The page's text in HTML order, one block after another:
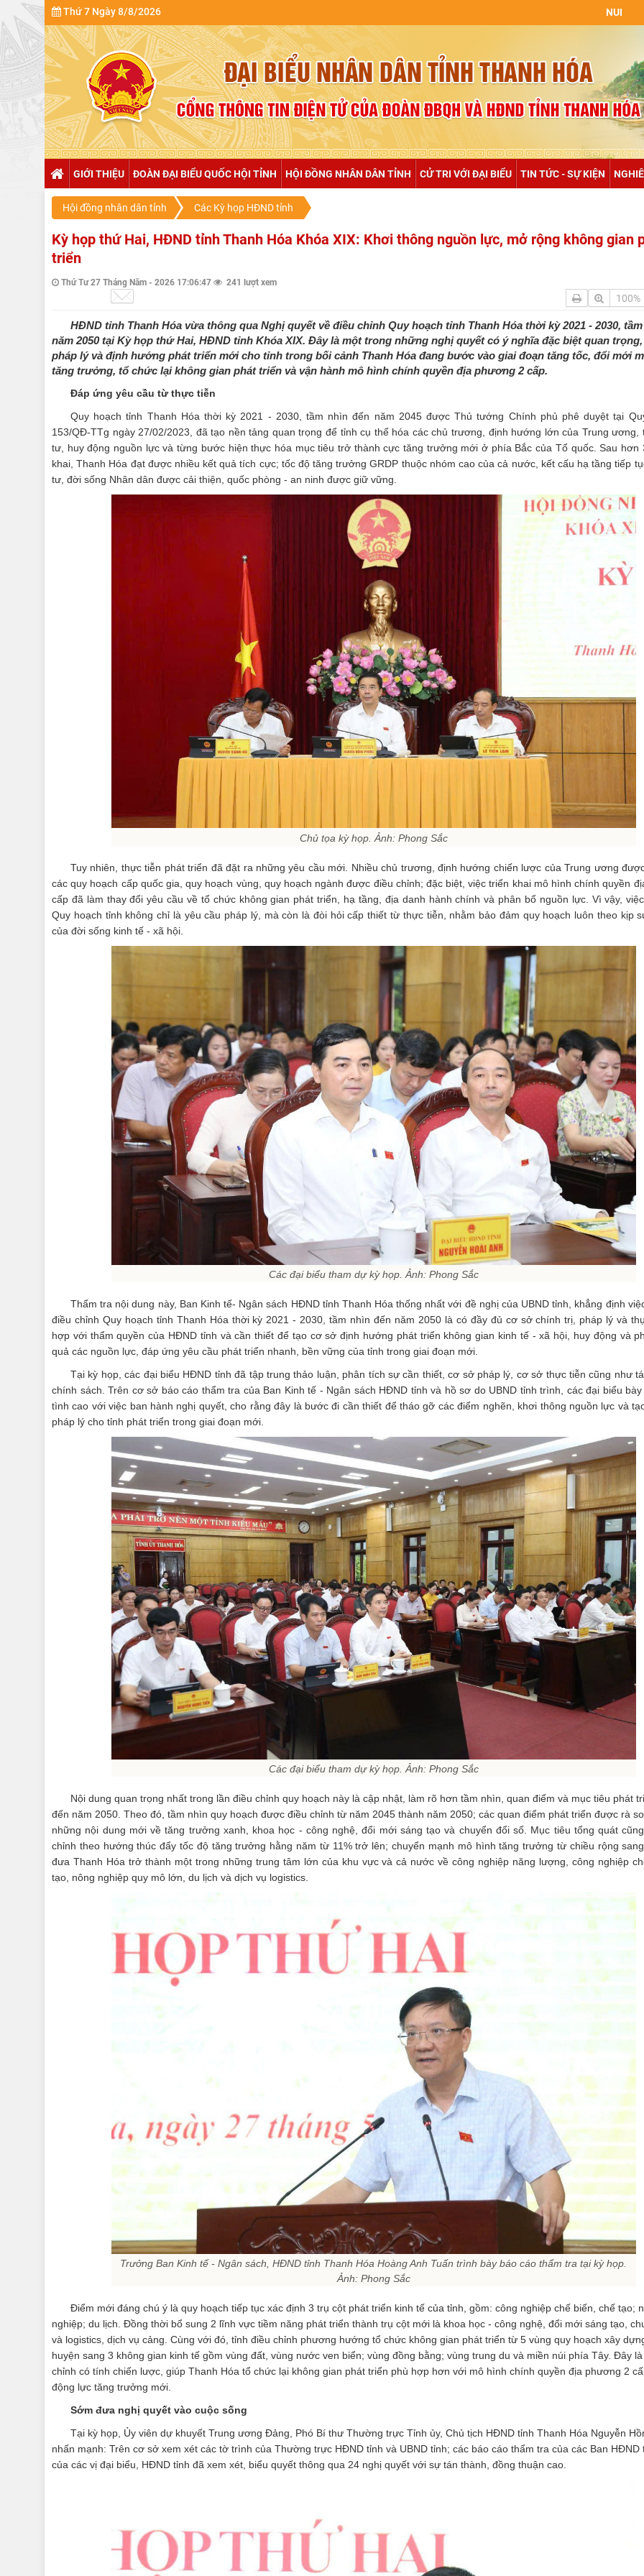
Thứ 7 Ngày 8/8/2026
GIỚI THIỆU ĐOÀN ĐẠI BIỂU QUỐC HỘI TỈNH HỘI ĐỒNG NHÂN DÂN TỈNH CỬ TRI VỚI ĐẠI BIỂU TIN TỨC - SỰ KIỆN
Hội đồng nhân dân tỉnh Các Kỳ họp HĐND tỉnh
Kỳ họp thứ Hai, HĐND tỉnh Thanh Hóa Khóa XIX: Khơi thông nguồn lực, mở rộng không gian
triển
Thứ Tư 27 Tháng Năm - 2026 17:06:47 241 lượt xem
100%
HĐND tỉnh Thanh Hóa vừa thông qua Nghị quyết về điều chỉnh Quy hoạch tỉnh Thanh Hóa thời kỳ 2021 - 2030,
năm 2050 tại Kỳ họp thứ Hai, HĐND tỉnh Khóa XIX. Đây là một trong những nghị quyết có ý nghĩa đặc biệt quan
pháp lý và định hướng phát triển mới cho tỉnh trong bối cảnh Thanh Hóa đang bước vào giai đoạn tăng tốc, đổi mới
tăng trưởng, tổ chức lại không gian phát triển và vận hành mô hình chính quyền địa phương 2 cấp.
Đáp ứng yêu cầu từ thực tiễn
Quy hoạch tỉnh Thanh Hóa thời kỳ 2021 - 2030, tầm nhìn đến năm 2045 được Thủ tướng Chính phủ phê duyệt tại
153/QĐ-TTg ngày 27/02/2023, đã tạo nền tảng quan trọng để tỉnh cụ thể hóa các chủ trương, định hướng lớn của Trung ương,
tư, huy động nguồn lực và từng bước hiện thực hóa mục tiêu trở thành cực tăng trưởng mới ở phía Bắc của Tổ quốc. Sau hơn
khai, Thanh Hóa đạt được nhiều kết quả tích cực; tốc độ tăng trưởng GRDP thuộc nhóm cao của cả nước, kết cấu hạ tầng tiếp
tư, đời sống Nhân dân được cải thiện, quốc phòng - an ninh được giữ vững.
Chủ tọa kỳ họp. Ảnh: Phong Sắc
Tuy nhiên, thực tiễn phát triển đã đặt ra những yêu cầu mới. Nhiều chủ trương, định hướng chiến lược của Trung ương
các quy hoạch cấp quốc gia, quy hoạch vùng, quy hoạch ngành được điều chỉnh; đặc biệt, việc triển khai mô hình chính quyền
cấp đã làm thay đổi yêu cầu về tổ chức không gian phát triển, hạ tầng, địa danh hành chính và phân bổ nguồn lực. Vì vậy,
Quy hoạch tỉnh không chỉ là yêu cầu pháp lý, mà còn là đòi hỏi cấp thiết từ thực tiễn, nhằm bảo đảm quy hoạch luôn theo kịp
của đời sống kinh tế - xã hội.
Các đại biểu tham dự kỳ họp. Ảnh: Phong Sắc
Thẩm tra nội dung này, Ban Kinh tế- Ngân sách HĐND tỉnh Thanh Hóa thống nhất với đề nghị của UBND tỉnh, khẳng định
điều chỉnh Quy hoạch tỉnh Thanh Hóa thời kỳ 2021 - 2030, tầm nhìn đến năm 2050 là có đầy đủ cơ sở chính trị, pháp lý và
hợp với thẩm quyền của HĐND tỉnh và cần thiết để tạo cơ sở định hướng phát triển không gian kinh tế - xã hội, huy động và
quả các nguồn lực, đáp ứng yêu cầu phát triển nhanh, bền vững của tỉnh trong giai đoạn mới.
Tại kỳ họp, các đại biểu HĐND tỉnh đã tập trung thảo luận, phân tích sự cần thiết, cơ sở pháp lý, cơ sở thực tiễn cũng như
chính sách. Trên cơ sở báo cáo thẩm tra của Ban Kinh tế - Ngân sách HĐND tỉnh và hồ sơ do UBND tỉnh trình, các đại biểu
tình cao với việc ban hành nghị quyết, cho rằng đây là bước đi cần thiết để tháo gỡ các điểm nghẽn, khơi thông nguồn lực và
pháp lý cho tỉnh phát triển trong giai đoạn mới.
Các đại biểu tham dự kỳ họp. Ảnh: Phong Sắc
Nội dung quan trọng nhất trong lần điều chỉnh quy hoạch này là cập nhật, làm rõ hơn tầm nhìn, quan điểm và mục tiêu phát
đến năm 2050. Theo đó, tầm nhìn quy hoạch được điều chỉnh từ năm 2045 thành năm 2050; các quan điểm phát triển được rà
những nội dung mới về tăng trưởng xanh, khoa học - công nghệ, đổi mới sáng tạo và chuyển đổi số. Mục tiêu tổng quát
chỉnh theo hướng thúc đẩy tốc độ tăng trưởng hằng năm từ 11% trở lên; chuyển mạnh mô hình tăng trưởng từ chiều rộng
đưa Thanh Hóa trở thành một trong những trung tâm lớn của khu vực và cả nước về công nghiệp năng lượng, công nghiệp
tạo, nông nghiệp quy mô lớn, du lịch và dịch vụ logistics.
Trưởng Ban Kinh tế - Ngân sách, HĐND tỉnh Thanh Hóa Hoàng Anh Tuấn trình bày báo cáo thẩm tra tại kỳ họp.
Ảnh: Phong Sắc
Điểm mới đáng chú ý là quy hoạch tiếp tục xác định 3 trụ cột phát triển kinh tế của tỉnh, gồm: công nghiệp chế biến, chế tạo;
nghiệp; du lịch. Đồng thời bổ sung 2 lĩnh vực tiềm năng phát triển thành trụ cột mới là khoa học - công nghệ, đổi mới sáng tạo,
và logistics, dịch vụ cảng. Cùng với đó, tỉnh điều chỉnh phương hướng tổ chức không gian phát triển từ 5 vùng quy hoạch xây
huyện sang 3 không gian kinh tế gồm vùng đất, vùng nước ven biển; vùng đồng bằng; vùng trung du và miền núi phía Tây. Đây
chỉnh có tính chiến lược, giúp Thanh Hóa tổ chức lại không gian phát triển phù hợp hơn với mô hình chính quyền địa phương 2
động lực tăng trưởng mới.
Sớm đưa nghị quyết vào cuộc sống
Tại kỳ họp, Ủy viên dự khuyết Trung ương Đảng, Phó Bí thư Thường trực Tỉnh ủy, Chủ tịch HĐND tỉnh Thanh Hóa Nguyễn
nhấn mạnh: Trên cơ sở xem xét các tờ trình của Thường trực HĐND tỉnh và UBND tỉnh; các báo cáo thẩm tra của các Ban HĐND
của các vị đại biểu, HĐND tỉnh đã xem xét, biểu quyết thông qua 24 nghị quyết với sự tán thành, đồng thuận cao.